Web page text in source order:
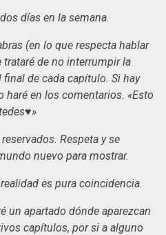
días en la semana.
(en lo que respecta hablar
de no interrumpir la
de cada capítulo. Si hay
haré en los comentarios. «Esto
Respeta y se
nuevo para mostrar.
es pura coincidencia.
un apartado dónde aparezcan
capítulos, por si a alguno